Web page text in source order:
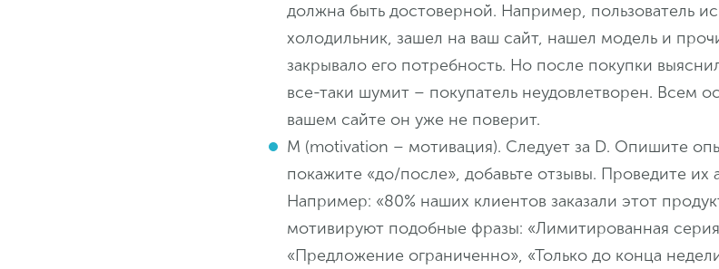
должна быть достоверной. Например, пользователь
холодильник, зашел на ваш сайт, нашел модель и
закрывало его потребность. Но после покупки
все-таки шумит – покупатель неудовлетворен. Всем
вашем сайте он уже не поверит.
M (motivation – мотивация). Следует за D. Опишите
покажите «до/после», добавьте отзывы. Проведите их
Например: «80% наших клиентов заказали этот
мотивируют подобные фразы: «Лимитированная
«Предложение ограниченно», «Только до конца